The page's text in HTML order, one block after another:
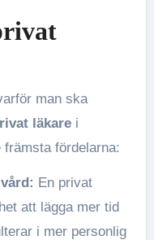
man ska
läkarei
fördelarna:
En privat
att lägga mer tid
i mer personlig